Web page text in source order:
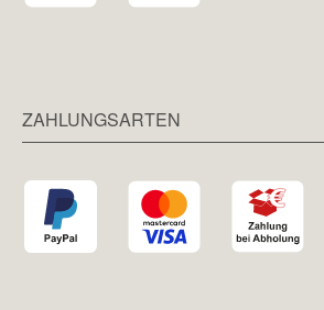
ZAHLUNGSARTEN